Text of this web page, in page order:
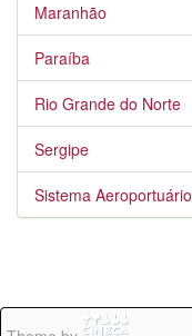
Maranhão
Paraíba
Rio Grande do Norte
Sergipe
Sistema Aeroportuário